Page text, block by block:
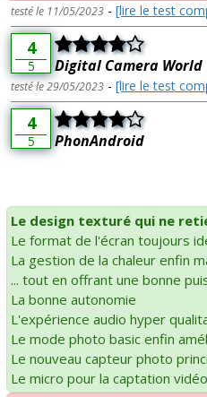
testé le 11/05/2023 - [lire le test
4
5 Digital Camera World
testé le 29/05/2023 - [lire le test
4
5 PhonAndroid
Le design texturé qui ne
Le format de l'écran toujours
La gestion de la chaleur enfin
... tout en offrant une bonne
La bonne autonomie
L'expérience audio hyper
Le mode photo basic enfin
Le nouveau capteur photo
Le micro pour la captation